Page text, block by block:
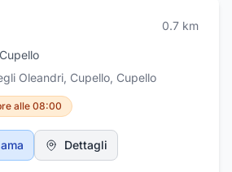
Una vostra gradita visita alla
ci darà la grande possibilità di
vostra completa disposizione la
0.7 km
Oleandri, Cupello, Cupello
alle 08:00
Dettagli